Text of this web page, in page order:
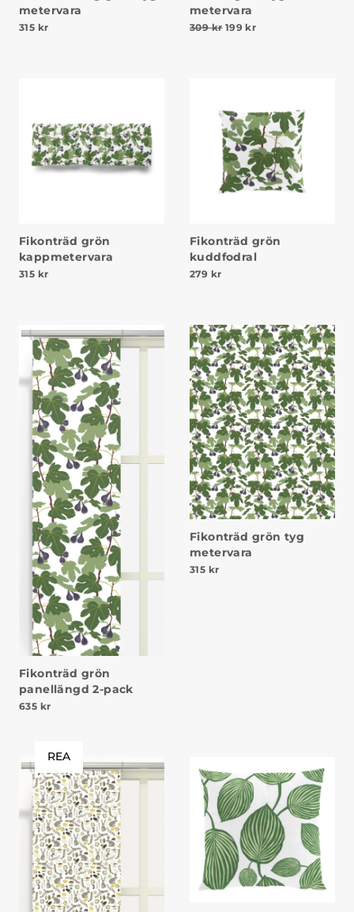
metervara
315 kr
metervara
309kr Det ursprungliga priset
199 krDet nuvarande
Fikonträd grön
kappmetervara
315 kr
Fikonträd grön
kuddfodral
279 kr
Fikonträd grön
panellängd 2-pack
635 kr
Fikonträd grön tyg
metervara
315 kr
REA